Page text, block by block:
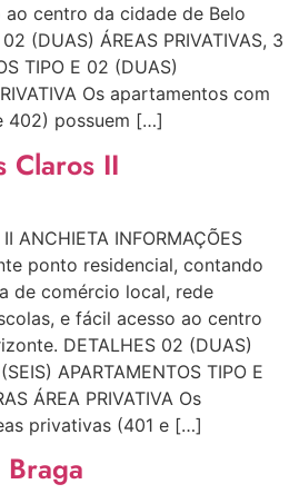
centro da cidade de Belo
(DUAS) ÁREAS PRIVATIVAS, 3
TIPO E 02 (DUAS)
Os apartamentos com
402) possuem […]
Claros II
ANCHIETA INFORMAÇÕES
ponto residencial, contando
de comércio local, rede
e fácil acesso ao centro
DETALHES 02 (DUAS)
APARTAMENTOS TIPO E
ÁREA PRIVATIVA Os
privativas (401 e […]